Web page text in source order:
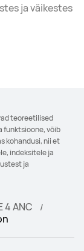
ja väikestes
teoreetilised
funktsioone, võib
kohandusi, nii et
indeksitele ja
ja
4 ANC